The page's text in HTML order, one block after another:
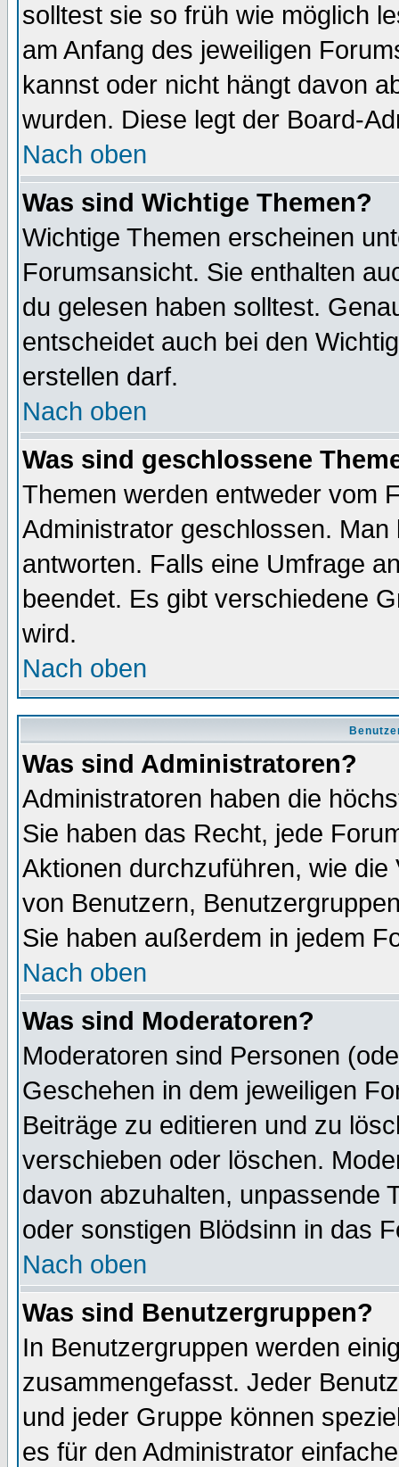
solltest sie so früh wie möglich
am Anfang des jeweiligen
kannst oder nicht hängt davon
wurden. Diese legt der Board-
Nach oben
Was sind Wichtige Themen?
Wichtige Themen erscheinen
Forumsansicht. Sie enthalten
du gelesen haben solltest.
entscheidet auch bei den
erstellen darf.
Nach oben
Was sind geschlossene
Themen werden entweder vom
Administrator geschlossen.
antworten. Falls eine Umfrage
beendet. Es gibt verschiedene
wird.
Nach oben
Was sind Administratoren?
Administratoren haben die
Sie haben das Recht, jede
Aktionen durchzuführen, wie
von Benutzern,
Sie haben außerdem in jedem
Nach oben
Was sind Moderatoren?
Moderatoren sind Personen
Geschehen in dem jeweiligen
Beiträge zu editieren und zu
verschieben oder löschen.
davon abzuhalten, unpassende
oder sonstigen Blödsinn in das
Nach oben
Was sind Benutzergruppen?
In Benutzergruppen werden
zusammengefasst. Jeder
und jeder Gruppe können
es für den Administrator